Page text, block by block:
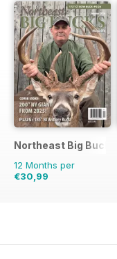
Northeast Big Bucks
12 Months per
€30,99